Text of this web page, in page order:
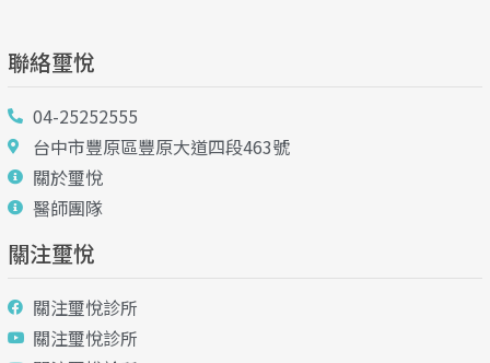
聯絡璽悅
04-25252555
台中市豐原區豐原大道四段463號
關於璽悅
醫師團隊
關注璽悅
關注璽悅診所
關注璽悅診所